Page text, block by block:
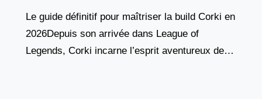
Le guide définitif pour maîtriser la build Corki en
2026Depuis son arrivée dans League of
Legends, Corki incarne l’esprit aventureux des